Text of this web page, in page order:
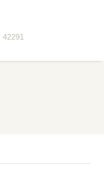
42291